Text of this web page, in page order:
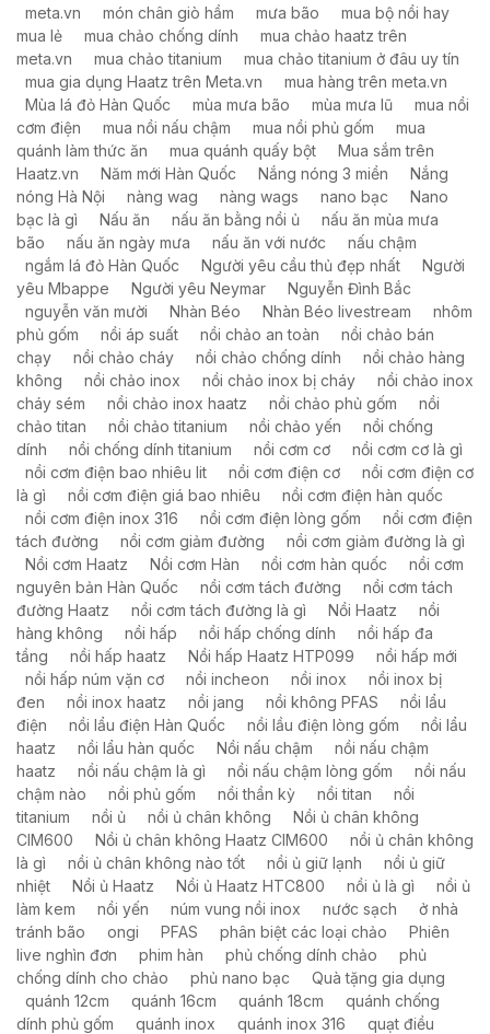
meta.vn
món chân giò hầm mưa bão
mua bộ nồi hay
mua lẻ
mua chảo chống dính
mua chảo haatz trên
meta.vn
mua chảo titanium
mua chảo titanium ở đâu uy tín
mua gia dụng Haatz trên Meta.vn
mua hàng trên meta.vn
Mùa lá đỏ Hàn Quốc
mùa mưa bão mùa mưa lũ
mua nồi
cơm điện
mua nồi nấu chậm mua nồi phủ gốm
mua
quánh làm thức ăn
mua quánh quấy bột
Mua sắm trên
Haatz.vn
Năm mới Hàn Quốc Nắng nóng 3 miền
Nắng
nóng Hà Nội
nàng wag nàng wags nano bạc
Nano
bạc là gì
Nấu ăn nấu ăn bằng nồi ủ
nấu ăn mùa mưa
bão
nấu ăn ngày mưa nấu ăn với nước
nấu chậm
ngắm lá đỏ Hàn Quốc
Người yêu cầu thủ đẹp nhất
Người
yêu Mbappe
Người yêu Neymar
Nguyễn Đình Bắc
nguyễn văn mười
Nhàn Béo Nhàn Béo livestream
nhôm
phủ gốm
nồi áp suất nồi chảo an toàn
nồi chảo bán
chạy
nồi chảo cháy nồi chảo chống dính
nồi chảo hàng
không
nồi chảo inox nồi chảo inox bị cháy
nồi chảo inox
cháy sém
nồi chảo inox haatz nồi chảo phủ gốm
nồi
chảo titan
nồi chảo titanium nồi chảo yến
nồi chống
dính
nồi chống dính titanium nồi cơm cơ
nồi cơm cơ là gì
nồi cơm điện bao nhiêu lit
nồi cơm điện cơ
nồi cơm điện cơ
là gì
nồi cơm điện giá bao nhiêu
nồi cơm điện hàn quốc
nồi cơm điện inox 316
nồi cơm điện lòng gốm
nồi cơm điện
tách đường
nồi cơm giảm đường
nồi cơm giảm đường là gì
Nồi cơm Haatz
Nồi cơm Hàn nồi cơm hàn quốc
nồi cơm
nguyên bản Hàn Quốc
nồi cơm tách đường
nồi cơm tách
đường Haatz
nồi cơm tách đường là gì Nồi Haatz
nồi
hàng không
nồi hấp nồi hấp chống dính
nồi hấp đa
tầng
nồi hấp haatz Nồi hấp Haatz HTP099
nồi hấp mới
nồi hấp núm vặn cơ
nồi incheon nồi inox
nồi inox bị
đen
nồi inox haatz nồi jang nồi không PFAS
nồi lẩu
điện
nồi lẩu điện Hàn Quốc nồi lầu điện lòng gốm
nồi lẩu
haatz
nồi lẩu hàn quốc Nồi nấu chậm
nồi nấu chậm
haatz
nồi nấu chậm là gì nồi nấu chậm lòng gốm
nồi nấu
chậm nào
nồi phủ gốm nồi thần kỳ nồi titan
nồi
titanium
nồi ủ nồi ủ chân không
Nồi ủ chân không
CIM600
Nồi ủ chân không Haatz CIM600
nồi ủ chân không
là gì
nồi ủ chân không nào tốt nồi ủ giữ lạnh
nồi ủ giữ
nhiệt
Nồi ủ Haatz Nồi ủ Haatz HTC800 nồi ủ là gì
nồi ủ
làm kem
nồi yến núm vung nồi inox nước sạch
ở nhà
tránh bão
ongi PFAS phân biệt các loại chảo
Phiên
live nghìn đơn
phim hàn phủ chống dính chảo
phủ
chống dính cho chảo
phủ nano bạc
Quà tặng gia dụng
quánh 12cm
quánh 16cm quánh 18cm
quánh chống
dính phủ gốm
quánh inox quánh inox 316
quạt điều